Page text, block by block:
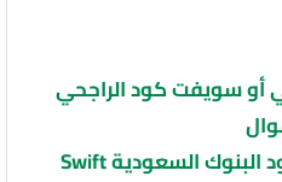
أو سويفت كود الراجحي
جميع رموز سويفت كود البنوك السعودية Swift